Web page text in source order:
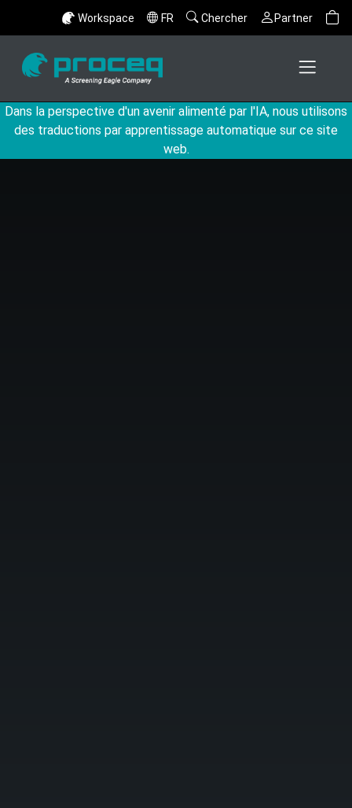
Workspace FR Chercher Partner
Dans la perspective d'un avenir alimenté par l'IA, nous utilisons
des traductions par apprentissage automatique sur ce site
web.